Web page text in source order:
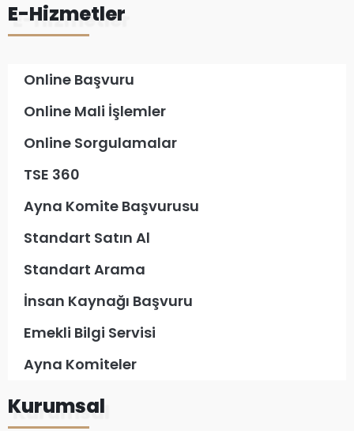
E-Hizmetler
Online Başvuru
Online Mali İşlemler
Online Sorgulamalar
TSE 360
Ayna Komite Başvurusu
Standart Satın Al
Standart Arama
İnsan Kaynağı Başvuru
Emekli Bilgi Servisi
Ayna Komiteler
Kurumsal